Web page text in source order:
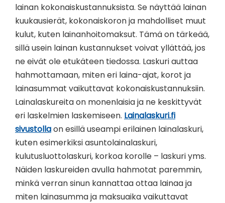
lainan kokonaiskustannuksista. Se näyttää lainan
kuukausierät, kokonaiskoron ja mahdolliset muut
kulut, kuten lainanhoitomaksut. Tämä on tärkeää,
sillä usein lainan kustannukset voivat yllättää, jos
ne eivät ole etukäteen tiedossa. Laskuri auttaa
hahmottamaan, miten eri laina-ajat, korot ja
lainasummat vaikuttavat kokonaiskustannuksiin.
Lainalaskureita on monenlaisia ja ne keskittyvät
eri laskelmien laskemiseen. Lainalaskuri.fi
sivustollaon esillä useampi erilainen lainalaskuri,
kuten esimerkiksi asuntolainalaskuri,
kulutusluottolaskuri, korkoa korolle – laskuri yms.
Näiden laskureiden avulla hahmotat paremmin,
minkä verran sinun kannattaa ottaa lainaa ja
miten lainasumma ja maksuaika vaikuttavat